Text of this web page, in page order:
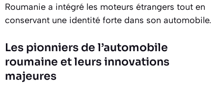
Roumanie a intégré les moteurs étrangers tout en
conservant une identité forte dans son automobile.
Les pionniers de l’automobile
roumaine et leurs innovations
majeures